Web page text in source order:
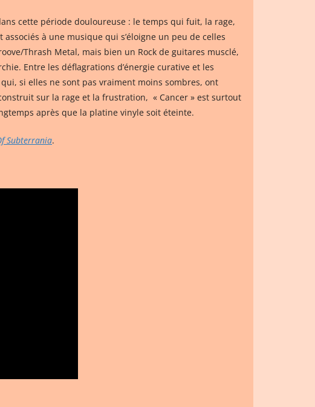
cette période douloureuse : le temps qui fuit, la rage,
à une musique qui s’éloigne un peu de celles
Thrash Metal, mais bien un Rock de guitares musclé,
Entre les déflagrations d’énergie curative et les
si elles ne sont pas vraiment moins sombres, ont
sur la rage et la frustration, « Cancer » est surtout
après que la platine vinyle soit éteinte.
Subterrania.